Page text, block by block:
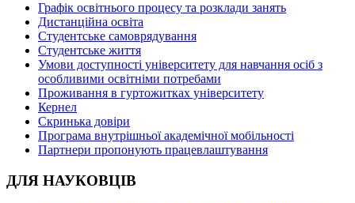
Графік освітнього процесу та розклади занять
Дистанційна освіта
Студентське самоврядування
Студентське життя
Умови доступності університету для навчання осіб з
особливими освітніми потребами
Проживання в гуртожитках університету
Кернел
Скринька довіри
Програма внутрішньої академічної мобільності
Партнери пропонують працевлаштування
ДЛЯ НАУКОВЦІВ